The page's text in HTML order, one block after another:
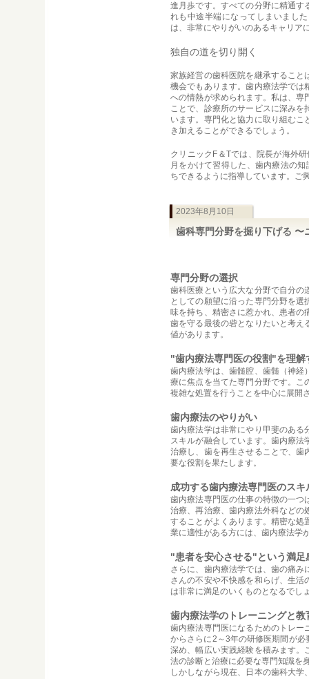
進月歩です。すべての分野に精通
れも中途半端になってしまいまし
は、非常にやりがいのあるキャリア
独自の道を切り開く
家族経営の歯科医院を継承するこ
機会でもあります。歯内療法学で
への情熱が求められます。私は、
ことで、診療所のサービスに深み
います。専門化と協力に取り組む
き加えることができるでしょう。
クリニックF＆Tでは、院長が海外
月をかけて習得した、歯内療法の
ちできるように指導しています。ご
2023年8月10日
歯科専門分野を掘り下げる 〜
専門分野の選択
歯科医療という広大な分野で自分
としての願望に沿った専門分野を
味を持ち、精密さに惹かれ、患者
歯を守る最後の砦となりたいと考
値があります。
"歯内療法専門医の役割"を理解
歯内療法学は、歯髄腔、歯髄（神
療に焦点を当てた専門分野です。
複雑な処置を行うことを中心に展開
歯内療法のやりがい
歯内療法学は非常にやり甲斐のあ
スキルが融合しています。歯内療
治療し、歯を再生させることで、
要な役割を果たします。
成功する歯内療法専門医のス
歯内療法専門医の仕事の特徴の一
治療、再治療、歯内療法外科など
することがよくあります。精密な
業に適性がある方には、歯内療法学
"患者を安心させる"という満足
さらに、歯内療法学では、歯の痛
さんの不安や不快感を和らげ、生
は非常に満足のいくものとなるでし
歯内療法学のトレーニングと教
歯内療法専門医になるためのトレ
からさらに2～3年の研修医期間が
深め、幅広い実践経験を積みます
法の診断と治療に必要な専門知識を
しかしながら現在、日本の歯科大